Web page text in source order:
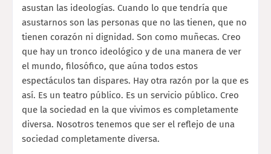
asustan las ideologías. Cuando lo que tendría que
asustarnos son las personas que no las tienen, que no
tienen corazón ni dignidad. Son como muñecas. Creo
que hay un tronco ideológico y de una manera de ver
el mundo, filosófico, que aúna todos estos
espectáculos tan dispares. Hay otra razón por la que es
así. Es un teatro público. Es un servicio público. Creo
que la sociedad en la que vivimos es completamente
diversa. Nosotros tenemos que ser el reflejo de una
sociedad completamente diversa.